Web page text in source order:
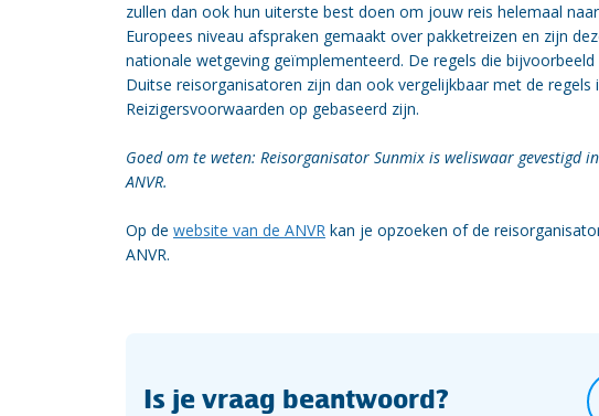
zullen dan ook hun uiterste best doen om jouw reis helemaal
Europees niveau afspraken gemaakt over pakketreizen en zijn
nationale wetgeving geïmplementeerd. De regels die
Duitse reisorganisatoren zijn dan ook vergelijkbaar met de regels
Reizigersvoorwaarden op gebaseerd zijn.
Goed om te weten: Reisorganisator Sunmix is weliswaar gevestigd
ANVR.
Op de website van de ANVR kan je opzoeken of de
ANVR.
Is je vraag beantwoord?